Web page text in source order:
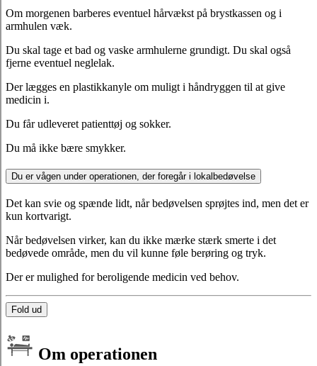
Om morgenen barberes eventuel hårvækst på brystkassen og i
armhulen væk.
Du skal tage et bad og vaske armhulerne grundigt. Du skal også
fjerne eventuel neglelak.
Der lægges en plastikkanyle om muligt i håndryggen til at give
medicin i.
Du får udleveret patienttøj og sokker.
Du må ikke bære smykker.
Du er vågen under operationen, der foregår i lokalbedøvelse
Det kan svie og spænde lidt, når bedøvelsen sprøjtes ind, men det er
kun kortvarigt.
Når bedøvelsen virker, kan du ikke mærke stærk smerte i det
bedøvede område, men du vil kunne føle berøring og tryk.
Der er mulighed for beroligende medicin ved behov.
Fold ud
Om operationen